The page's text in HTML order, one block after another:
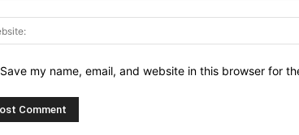
Save my name, email, and website in this browser for